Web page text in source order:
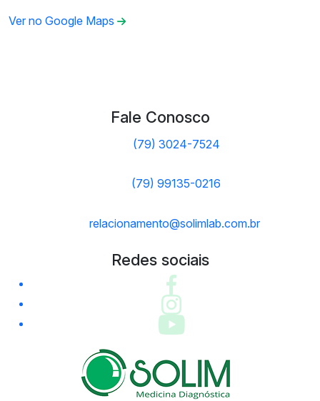
Ver no Google Maps
Fale Conosco
(79) 3024-7524
(79) 99135-0216
relacionamento@solimlab.com.br
Redes sociais